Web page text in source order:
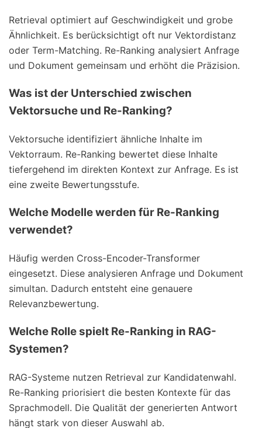
Retrieval optimiert auf Geschwindigkeit und grobe
Ähnlichkeit. Es berücksichtigt oft nur Vektordistanz
oder Term-Matching. Re-Ranking analysiert Anfrage
und Dokument gemeinsam und erhöht die Präzision.
Was ist der Unterschied zwischen
Vektorsuche und Re-Ranking?
Vektorsuche identifiziert ähnliche Inhalte im
Vektorraum. Re-Ranking bewertet diese Inhalte
tiefergehend im direkten Kontext zur Anfrage. Es ist
eine zweite Bewertungsstufe.
Welche Modelle werden für Re-Ranking
verwendet?
Häufig werden Cross-Encoder-Transformer
eingesetzt. Diese analysieren Anfrage und Dokument
simultan. Dadurch entsteht eine genauere
Relevanzbewertung.
Welche Rolle spielt Re-Ranking in RAG-
Systemen?
RAG-Systeme nutzen Retrieval zur Kandidatenwahl.
Re-Ranking priorisiert die besten Kontexte für das
Sprachmodell. Die Qualität der generierten Antwort
hängt stark von dieser Auswahl ab.